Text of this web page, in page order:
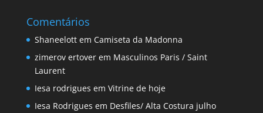
Comentários
Shaneelottem Camiseta da Madonna
zimerov ertoverem Masculinos Paris / Saint
Laurent
Iesa rodrigues em Vitrine de hoje
Iesa Rodrigues em Desfiles/ Alta Costura julho